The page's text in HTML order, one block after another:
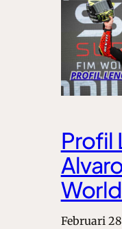
Profil
Februari